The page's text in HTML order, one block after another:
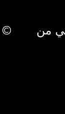
من
© 2007 - 2026 | جميع الحقوق محفوظة لشركة